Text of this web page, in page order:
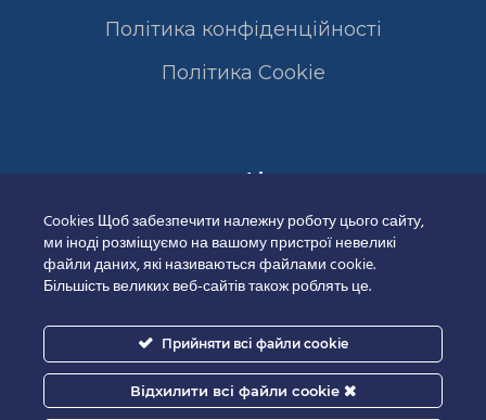
Політика конфіденційності
Полiтика Cookie
Сертифікати
Cookies Щоб забезпечити належну роботу цього сайту,
ми іноді розміщуємо на вашому пристрої невеликі
файли даних, які називаються файлами cookie.
Більшість великих веб-сайтів також роблять це.
Прийняти всі файли cookie
Відхилити всі файли cookie